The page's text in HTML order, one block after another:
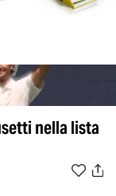
nella lista